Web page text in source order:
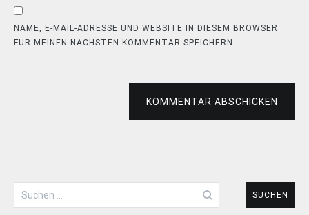
NAME, E-MAIL-ADRESSE UND WEBSITE IN DIESEM BROWSER
FÜR MEINEN NÄCHSTEN KOMMENTAR SPEICHERN.
KOMMENTAR ABSCHICKEN
Suchen
nach: